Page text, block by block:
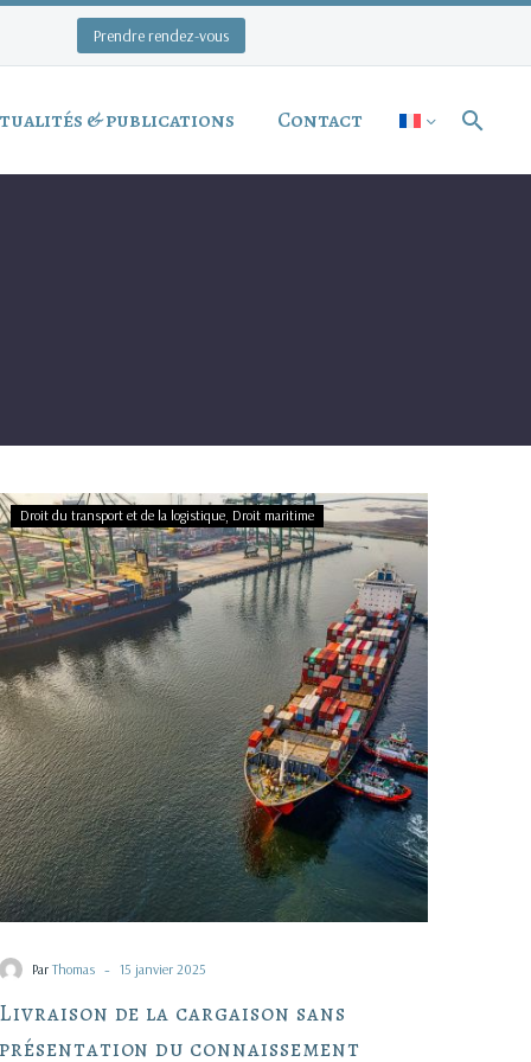
Prendre rendez-vous
& publications Contact
Livraison
de
la
cargaison
sans
présentation
du
connaissement
Droit du transport et de la logistique Droit maritime
Par Thomas - 15 janvier 2025
Livraison de la cargaison sans
présentation du connaissement